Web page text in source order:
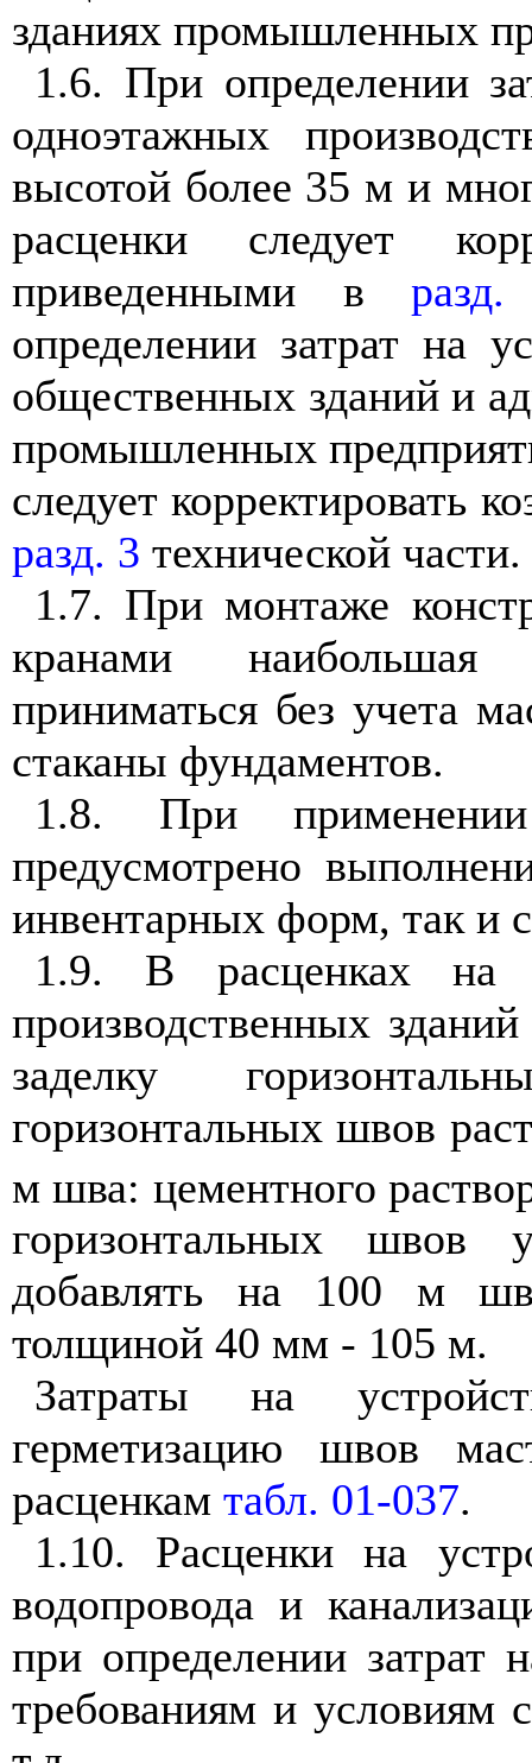
зданиях промышленных
1.6. При определении
одноэтажных
высотой более 35 м и
расценки следует
приведенными в
определении затрат на
общественных зданий и
промышленных
следует корректировать
разд. 3 технической части.
1.7. При монтаже
кранами
приниматься без учета
стаканы фундаментов.
1.8. При
предусмотрено
инвентарных форм, так и
1.9. В расценках на
производственных
заделку
горизонтальных швов
м шва: цементного
горизонтальных швов
добавлять на 100 м
толщиной 40 мм - 105 м.
Затраты на
герметизацию швов
расценкам табл. 01-037.
1.10. Расценки на
водопровода и
при определении затрат
требованиям и условиям